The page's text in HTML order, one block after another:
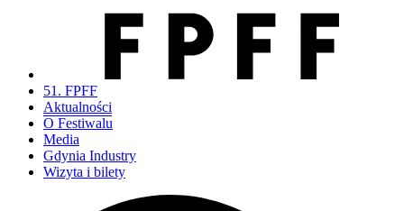
51. FPFF
Aktualności
O Festiwalu
Media
Gdynia Industry
Wizyta i bilety